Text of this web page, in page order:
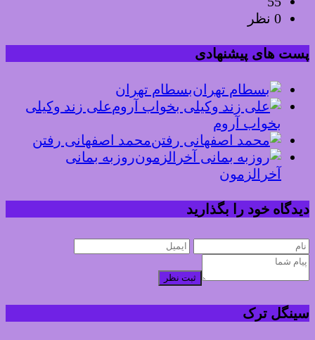
0 نظر
پست های پیشنهادی
بسطام تهران
علی زند وکیلی
بخواب آروم
محمد اصفهانی رفتن
روزبه بمانی
آخرالزمون
دیدگاه خود را بگذارید
ثبت نظر
سینگل ترک